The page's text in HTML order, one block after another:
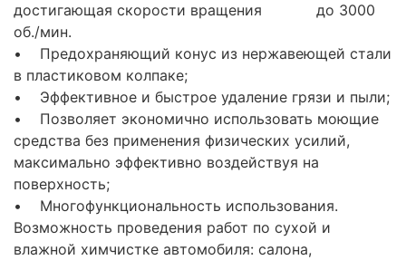
достигающая скорости вращения до 3000
об./мин.
• Предохраняющий конус из нержавеющей стали
в пластиковом колпаке;
• Эффективное и быстрое удаление грязи и пыли;
• Позволяет экономично использовать моющие
средства без применения физических усилий,
максимально эффективно воздействуя на
поверхность;
• Многофункциональность использования.
Возможность проведения работ по сухой и
влажной химчистке автомобиля: салона,